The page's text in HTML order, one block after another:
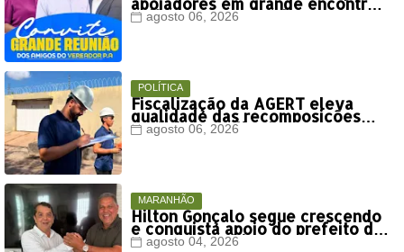
político neste sábado em Timon
agosto 06, 2026
POLÍTICA
Fiscalização da AGERT eleva
qualidade das recomposições
asfálticas realizadas pela Águas
de Timon
agosto 06, 2026
MARANHÃO
Hilton Gonçalo segue crescendo
e conquista apoio do prefeito de
Lago dos Rodrigues
agosto 04, 2026